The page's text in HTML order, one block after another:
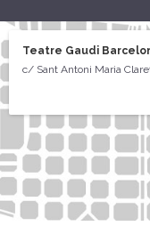
Teatre Gaudi
c/ Sant Antoni Maria